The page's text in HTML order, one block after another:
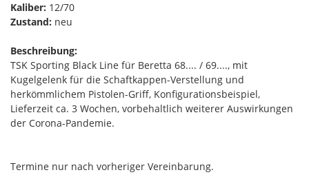
Kaliber: 12/70
Zustand: neu
Beschreibung:
TSK Sporting Black Line für Beretta 68.... / 69...., mit
Kugelgelenk für die Schaftkappen-Verstellung und
herkömmlichem Pistolen-Griff, Konfigurationsbeispiel,
Lieferzeit ca. 3 Wochen, vorbehaltlich weiterer Auswirkungen
der Corona-Pandemie.
Termine nur nach vorheriger Vereinbarung.